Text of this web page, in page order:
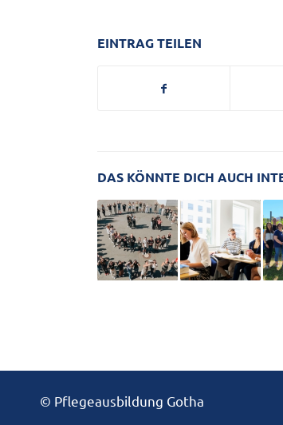
EINTRAG TEILEN
DAS KÖNNTE DICH AUCH
© Pflegeausbildung Gotha